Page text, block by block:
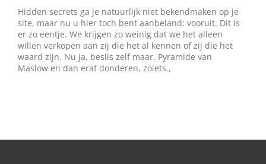
Zoeken
naar:
NL
Hidden secrets ga je natuurlijk niet bekendmaken op je
site, maar nu u hier toch bent aanbeland: vooruit. Dit is
er zo eentje. We krijgen zo weinig dat we het alleen
willen verkopen aan zij die het al kennen of zij die het
waard zijn. Nu ja, beslis zelf maar. Pyramide van
Maslow en dan eraf donderen, zoiets.,